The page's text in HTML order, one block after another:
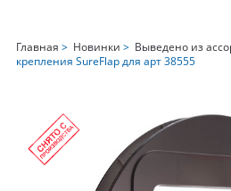
Главная > Новинки > Выведено из
крепления SureFlap для арт 38555